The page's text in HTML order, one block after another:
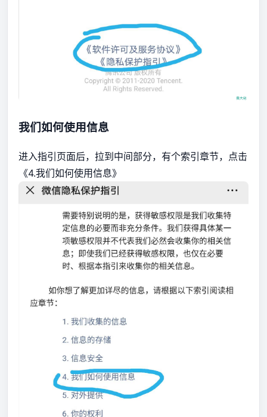
我们如何使用信息
进入指引页面后，拉到中间部分，有个索引章节，点击
《4.我们如何使用信息》